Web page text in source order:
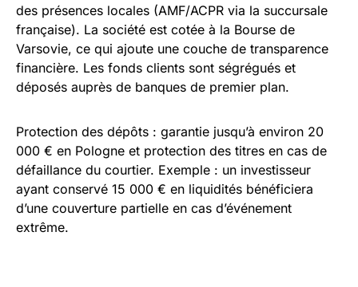
des présences locales (AMF/ACPR via la succursale
française). La société est cotée à la Bourse de
Varsovie, ce qui ajoute une couche de transparence
financière. Les fonds clients sont ségrégués et
déposés auprès de banques de premier plan.
Protection des dépôts : garantie jusqu’à environ 20
000 € en Pologne et protection des titres en cas de
défaillance du courtier. Exemple : un investisseur
ayant conservé 15 000 € en liquidités bénéficiera
d’une couverture partielle en cas d’événement
extrême.